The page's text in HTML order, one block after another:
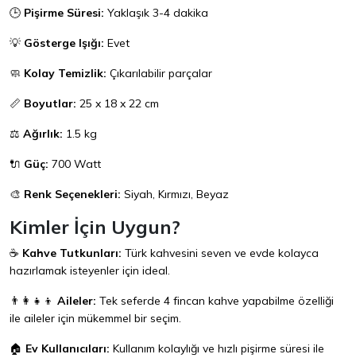
🕒 Pişirme Süresi: Yaklaşık 3-4 dakika
💡 Gösterge Işığı: Evet
🧼 Kolay Temizlik: Çıkarılabilir parçalar
📏 Boyutlar: 25 x 18 x 22 cm
⚖️ Ağırlık: 1.5 kg
🔌 Güç: 700 Watt
🎨 Renk Seçenekleri: Siyah, Kırmızı, Beyaz
Kimler İçin Uygun?
☕ Kahve Tutkunları: Türk kahvesini seven ve evde kolayca
hazırlamak isteyenler için ideal.
👨‍👩‍👧‍👦 Aileler: Tek seferde 4 fincan kahve yapabilme özelliği
ile aileler için mükemmel bir seçim.
🏠 Ev Kullanıcıları: Kullanım kolaylığı ve hızlı pişirme süresi ile